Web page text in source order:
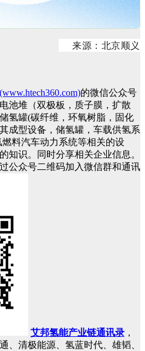
来源：北京顺义
的微信公众号
池堆（双极板，质子膜，扩散
氢罐(碳纤维，环氧树脂，固化
成型设备，储氢罐，车载供氢系
料汽车动力系统等相关的设
知识。同时分享相关企业信息。
公众号二维码加入微信群和通讯
艾邦氢能产业链通讯录 ，
、清极能源、氢蓝时代、雄韬、